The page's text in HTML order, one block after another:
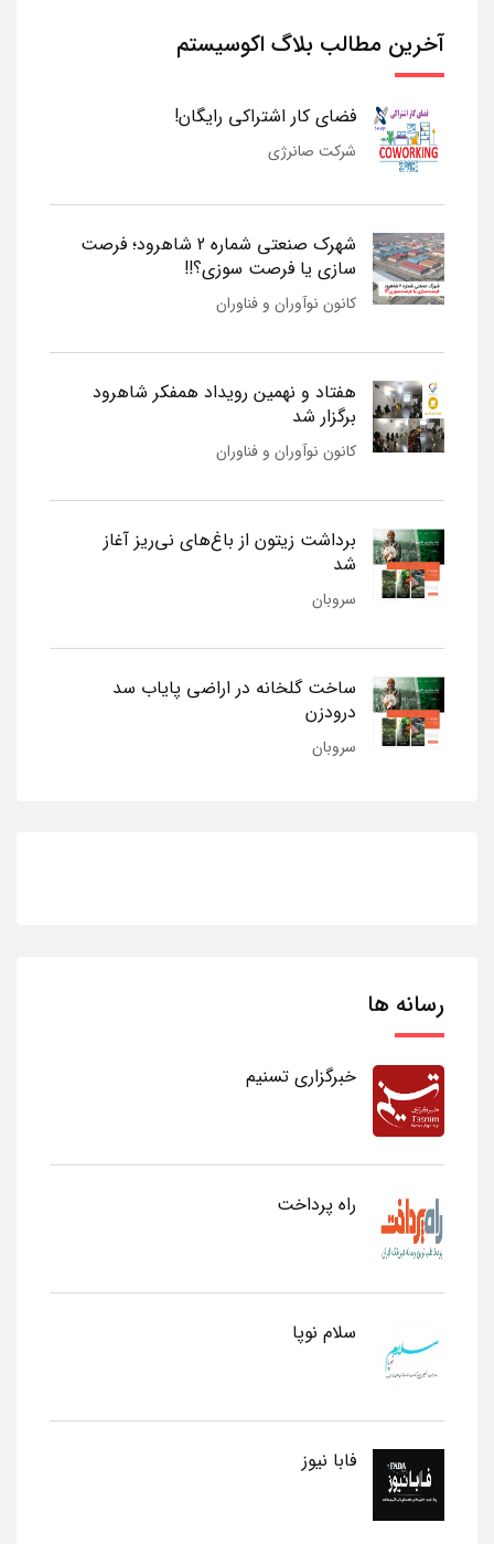
آخرین مطالب بلاگ اکوسیستم
فضای کار اشتراکی رایگان!
شرکت صانرژی
شهرک صنعتی شماره 2 شاهرود؛ فرصت
سازی یا فرصت سوزی؟!!
کانون نوآوران و فناوران
هفتاد و نهمین رویداد همفکر شاهرود
برگزار شد
کانون نوآوران و فناوران
برداشت زیتون از باغ‌های نی‌ریز آغاز
شد
سروبان
ساخت گلخانه در اراضی پایاب سد
درودزن
سروبان
رسانه ها
خبرگزاری تسنیم
راه پرداخت
سلام نوپا
فابا نیوز